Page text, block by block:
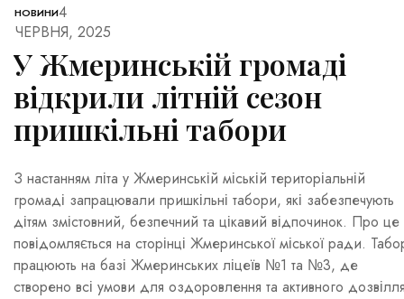
НОВИНИ4
ЧЕРВНЯ, 2025
У Жмеринській громаді
відкрили літній сезон
пришкільні табори
З настанням літа у Жмеринській міській територіальній
громаді запрацювали пришкільні табори, які забезпечують
дітям змістовний, безпечний та цікавий відпочинок. Про це
повідомляється на сторінці Жмеринської міської ради.
працюють на базі Жмеринських ліцеїв №1 та №3, де
створено всі умови для оздоровлення та активного